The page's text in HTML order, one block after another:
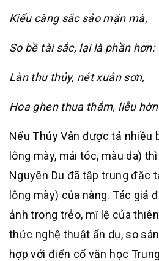
Kiểu càng sắc sảo mặn mà,
So bề tài sắc, lại là phần hơn:
Làn thu thủy, nét xuân sơn,
Hoa ghen thua thắm, liễu
Nếu Thúy Vân được tả nhiều
lông mày, mái tóc, màu da)
Nguyên Du đã tập trung đặc
lông mày) của nàng. Tác giả
ảnh trong trẻo, mĩ lệ của
thức nghệ thuật ẩn dụ, so
hợp với điển cố văn học